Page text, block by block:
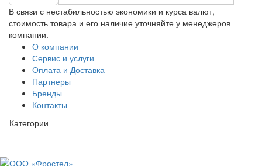
В связи с нестабильностью экономики и курса валют,
стоимость товара и его наличие уточняйте у менеджеров
компании.
О компании
Сервис и услуги
Оплата и Доставка
Партнеры
Бренды
Контакты
Категории